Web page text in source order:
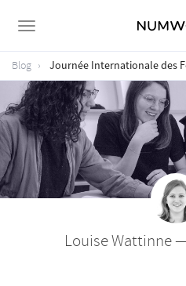
Blog Journée Internationale des
Louise Wattinne